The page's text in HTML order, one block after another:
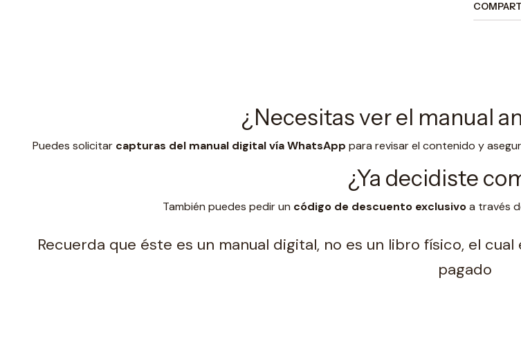
¿Necesitas ver el manual
Puedes solicitar capturas del manual digital vía WhatsApp para revisar el contenido y
¿Ya decidiste
También puedes pedir un código de descuento exclusivoa través
Recuerda que éste es un manual digital, no es un libro físico, el
pagado